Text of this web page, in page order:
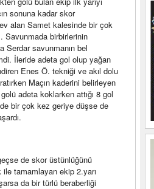
sonuna kadar skor
alan Samet kalesinde bir çok
Savunmada birbirlerinin
Serdar savunmanın bel
İleride adeta gol olup yağan
Enes Ö. tekniği ve akıl dolu
Maçın kaderini belirleyen
adeta koklarken attığı 8 gol
bir çok kez geriye düşse de
de skor üstünlüğünü
tamamlayan ekip 2.yarı
da bir türlü beraberliği